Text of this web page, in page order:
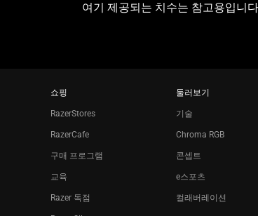
여기 제공되는 치수는 참고용입니
쇼핑
RazerStores
RazerCafe
구매 프로그램
교육
Razer 독점
둘러보기
기술
Chroma RGB
콘셉트
e스포츠
컬래버레이션